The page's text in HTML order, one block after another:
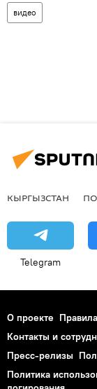
видео
КЫРГЫЗСТАН
Telegram
О проекте
Контакты и
Пресс-релизы
Политика